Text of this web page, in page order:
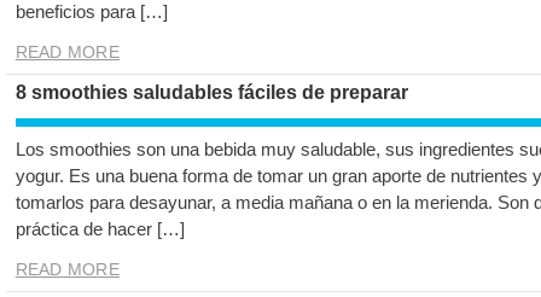
beneficios para […]
READ MORE
8 smoothies saludables fáciles de preparar
Los smoothies son una bebida muy saludable, sus ingredientes
yogur. Es una buena forma de tomar un gran aporte de nutrientes
tomarlos para desayunar, a media mañana o en la merienda. Son
práctica de hacer […]
READ MORE